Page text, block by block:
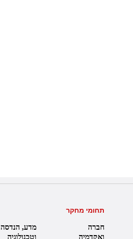
תחומי מחקר
חברה
ואקדמיה
מדע, הנדסה
וטכנולוגיה